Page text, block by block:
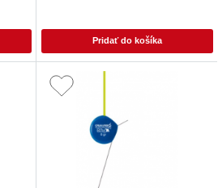
Pridať do košíka